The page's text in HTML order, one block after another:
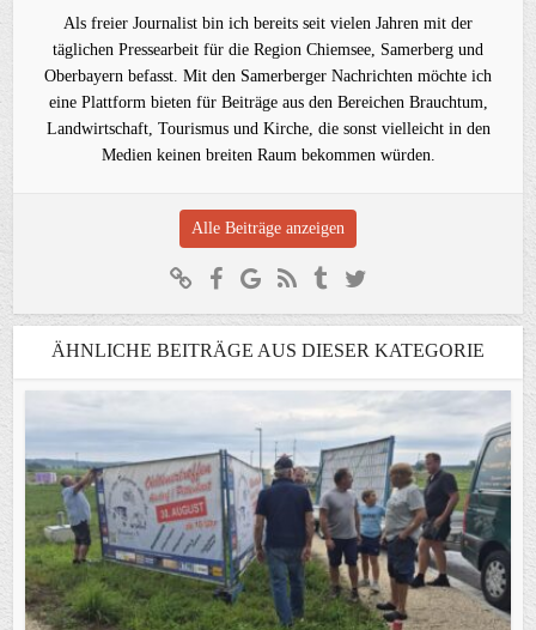
Als freier Journalist bin ich bereits seit vielen Jahren mit der
täglichen Pressearbeit für die Region Chiemsee, Samerberg und
Oberbayern befasst. Mit den Samerberger Nachrichten möchte ich
eine Plattform bieten für Beiträge aus den Bereichen Brauchtum,
Landwirtschaft, Tourismus und Kirche, die sonst vielleicht in den
Medien keinen breiten Raum bekommen würden.
Alle Beiträge anzeigen
ÄHNLICHE BEITRÄGE AUS DIESER KATEGORIE